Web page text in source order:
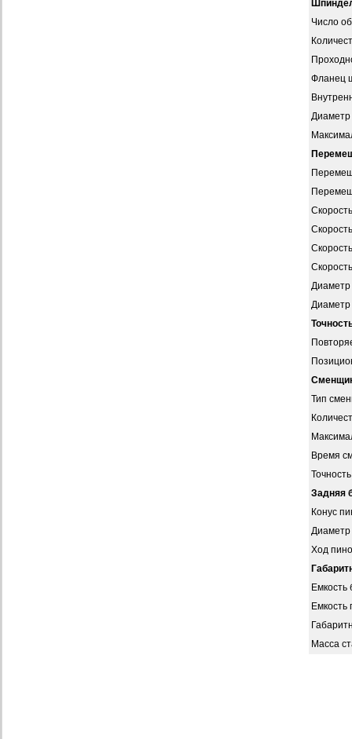
Число
Фланец
Тип
Время
Задняя
Конус
Диаметр
Ход
Емкость
Масса